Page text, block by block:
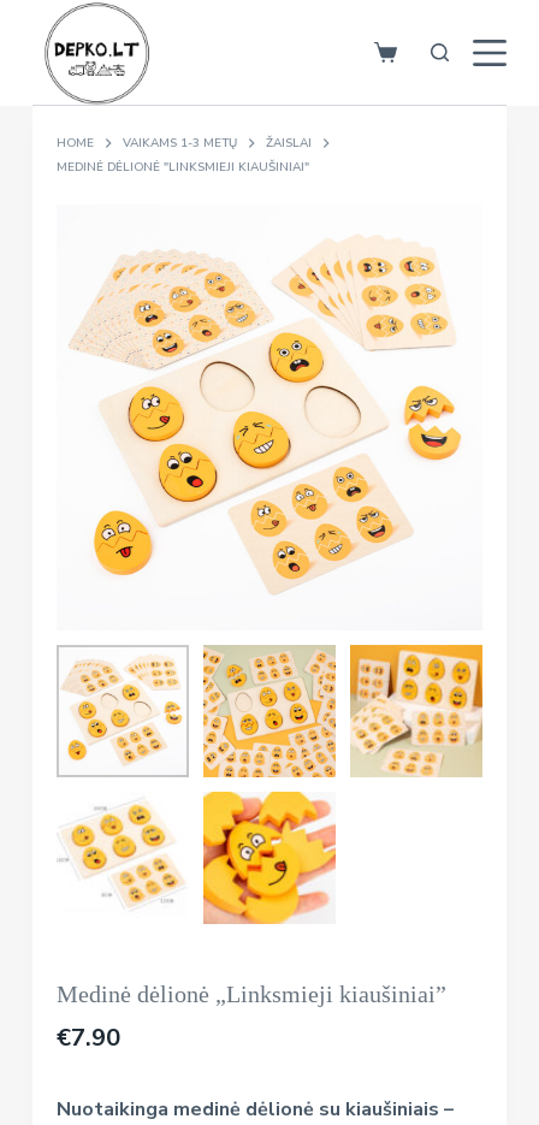
HOME VAIKAMS 1-3 METŲ
ŽAISLAI
MEDINĖ DĖLIONĖ "LINKSMIEJI KIAUŠINIAI"
Medinė dėlionė „Linksmieji kiaušiniai”
€7.90
Nuotaikinga medinė dėlionė su kiaušiniais –